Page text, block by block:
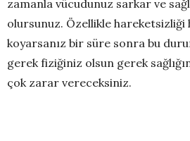
zamanla vücudunuz sarkar ve
olursunuz. Özellikle hareketsizliği
koyarsanız bir süre sonra bu
gerek fiziğiniz olsun gerek
çok zarar vereceksiniz.